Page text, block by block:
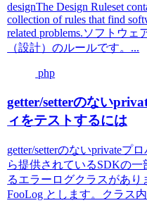
designThe Design Ruleset
collection of rules that find
related problems.ソフトウェ
（設計）のルールです。...
php
getter/setterのない
ィをテストするには
getter/setterのないprivateプ
ら提供されているSDKの一
るエラーログクラスがあり
FooLog とします。クラス内